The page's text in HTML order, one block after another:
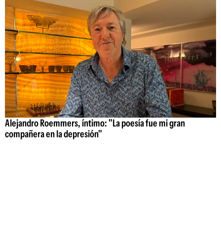
Alejandro Roemmers, íntimo: "La poesía fue mi gran
compañera en la depresión"